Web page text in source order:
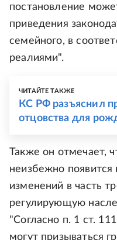
постановление
приведения
семейного, в
реалиями".
ЧИТАЙТЕ ТАКЖЕ
КС РФ разъяснил
отцовства для
Также он отмечает,
неизбежно появится
изменений в часть
регулирующую
"Согласно п. 1 ст.
могут призываться